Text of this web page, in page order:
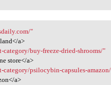
"
a>
buy-freeze-dried-shrooms/"
store</a>
psilocybin-capsules-
a>